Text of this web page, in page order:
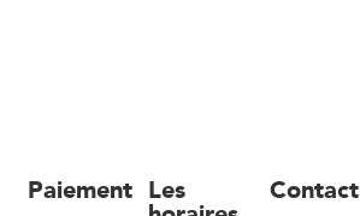
Paiement Les Contact